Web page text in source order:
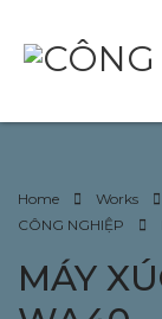
Home Works
CÔNG NGHIỆP
MÁY